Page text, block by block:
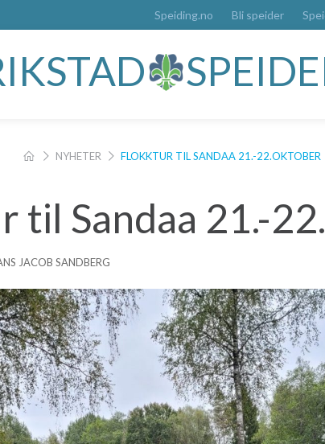
Speiding.no Bli speider
NYHETER FLOKKTUR TIL SANDAA 21.-22.OKTOBER
til Sandaa 21.-
JACOB SANDBERG